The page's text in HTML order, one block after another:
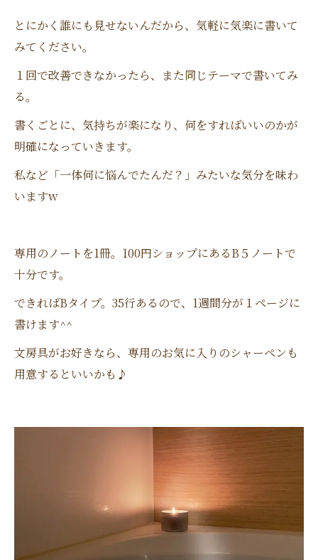
とにかく誰にも見せないんだから、気軽に気楽に書いて
みてください。
１回で改善できなかったら、また同じテーマで書いてみ
る。
書くごとに、気持ちが楽になり、何をすればいいのかが
明確になっていきます。
私など「一体何に悩んでたんだ？」みたいな気分を味わ
いますw
専用のノートを1冊。100円ショップにあるB５ノートで
十分です。
できればBタイプ。35行あるので、1週間分が１ページに
書けます^^
文房具がお好きなら、専用のお気に入りのシャーペンも
用意するといいかも♪